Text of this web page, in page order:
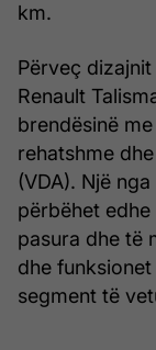
km.
Përveç
Renault
brendësinë
rehatshme
(VDA). Një
përbëhet
pasura dhe të
dhe
segment të